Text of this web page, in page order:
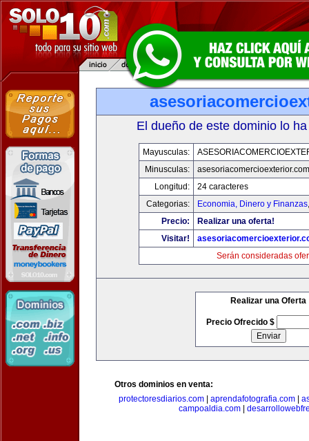
El dueño de este dominio lo
Mayusculas:
Minusculas:
asesoriacomercioexterior.com
Longitud:
24 caracteres
Categorias:
Economia, Dinero y Finanzas
Precio:
Realizar una oferta!
Visitar!
Serán consideradas
Realizar una Oferta
Precio Ofrecido $
Otros dominios en venta:
protectoresdiarios.com
aprendafotografia.com
campoaldia.com